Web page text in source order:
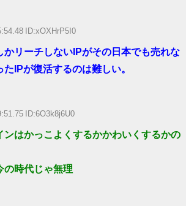
ID:xOXHrP5I0
かリーチしないIPがその日本でも売れな
たIPが復活するのは難しい。
ID:6O3k8j6U0
ンはかっこよくするかかわいくするかの
の時代じゃ無理